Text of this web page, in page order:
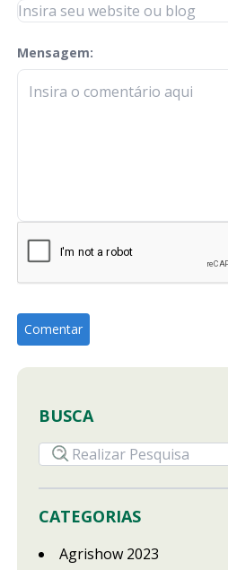
Mensagem:
check-terms
BUSCA
CATEGORIAS
Agrishow 2023